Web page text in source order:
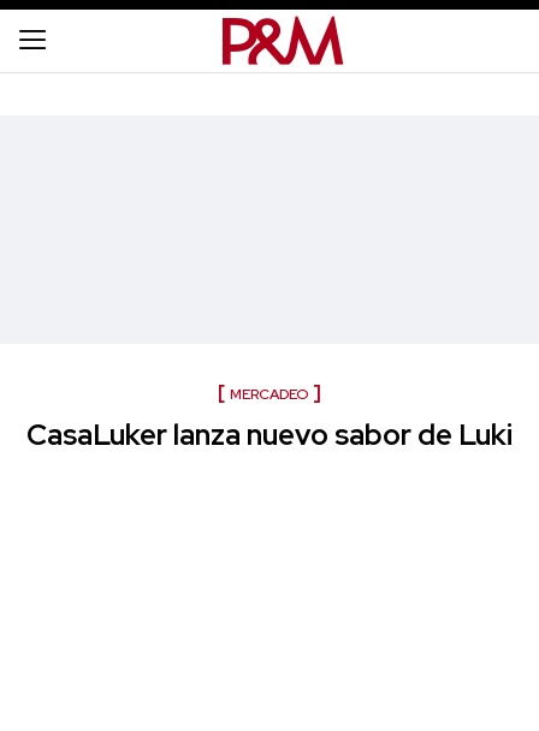
MERCADEO
CasaLuker lanza nuevo sabor de Luki